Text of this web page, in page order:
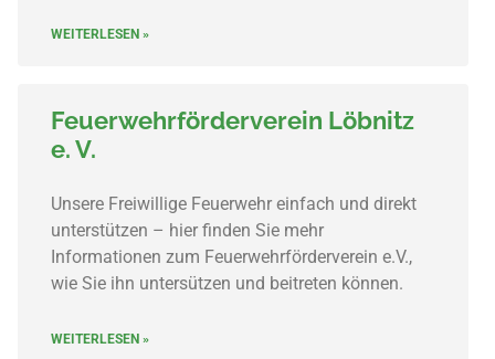
WEITERLESEN »
Feuerwehrförderverein Löbnitz
e. V.
Unsere Freiwillige Feuerwehr einfach und direkt
unterstützen – hier finden Sie mehr
Informationen zum Feuerwehrförderverein e.V.,
wie Sie ihn untersützen und beitreten können.
WEITERLESEN »